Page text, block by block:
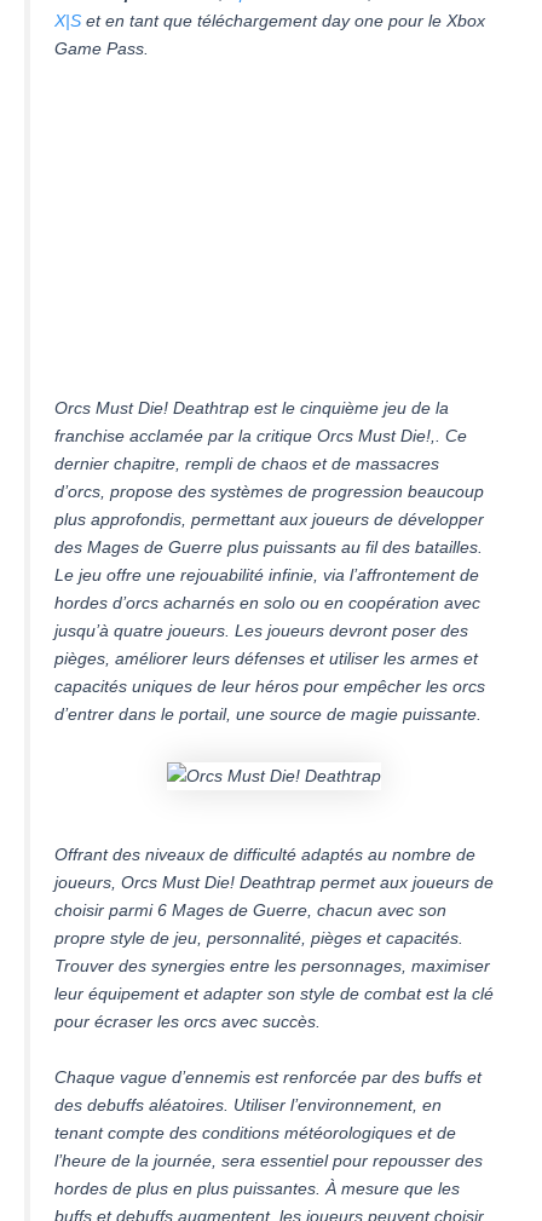
X|S et en tant que téléchargement day one pour le Xbox
Game Pass.
Orcs Must Die! Deathtrap est le cinquième jeu de la
franchise acclamée par la critique Orcs Must Die!,. Ce
dernier chapitre, rempli de chaos et de massacres
d’orcs, propose des systèmes de progression beaucoup
plus approfondis, permettant aux joueurs de développer
des Mages de Guerre plus puissants au fil des batailles.
Le jeu offre une rejouabilité infinie, via l’affrontement de
hordes d’orcs acharnés en solo ou en coopération avec
jusqu’à quatre joueurs. Les joueurs devront poser des
pièges, améliorer leurs défenses et utiliser les armes et
capacités uniques de leur héros pour empêcher les orcs
d’entrer dans le portail, une source de magie puissante.
Offrant des niveaux de difficulté adaptés au nombre de
joueurs, Orcs Must Die! Deathtrap permet aux joueurs de
choisir parmi 6 Mages de Guerre, chacun avec son
propre style de jeu, personnalité, pièges et capacités.
Trouver des synergies entre les personnages, maximiser
leur équipement et adapter son style de combat est la clé
pour écraser les orcs avec succès.
Chaque vague d’ennemis est renforcée par des buffs et
des debuffs aléatoires. Utiliser l’environnement, en
tenant compte des conditions météorologiques et de
l’heure de la journée, sera essentiel pour repousser des
hordes de plus en plus puissantes. À mesure que les
buffs et debuffs augmentent, les joueurs peuvent choisir